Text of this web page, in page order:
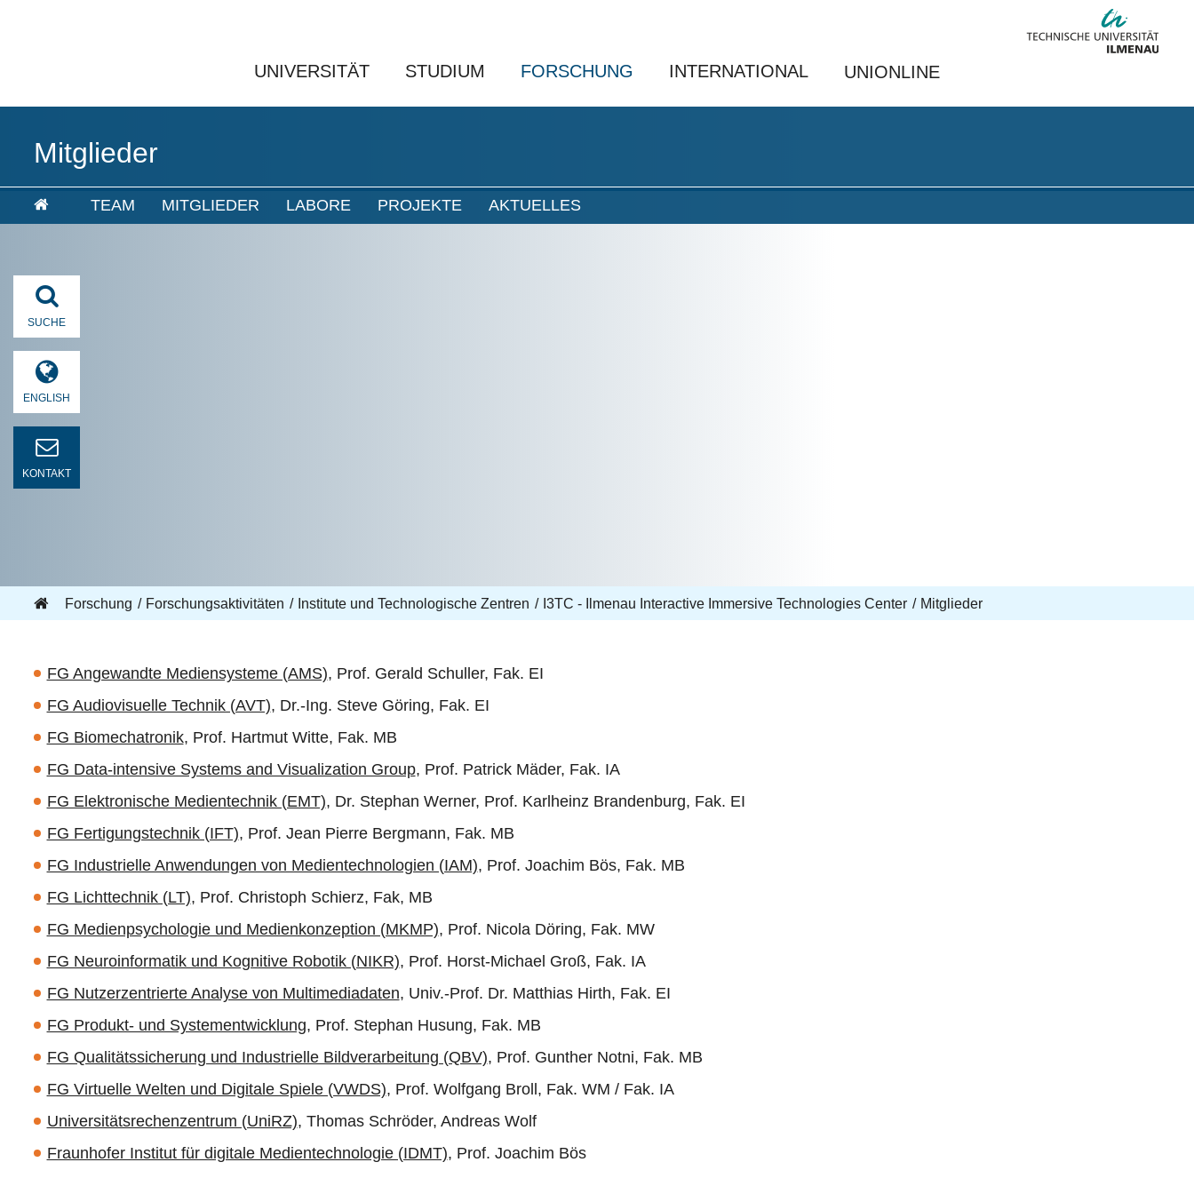
UNIVERSITÄT STUDIUM FORSCHUNG INTERNATIONAL UNIONLINE
Mitglieder
TEAM MITGLIEDER LABORE PROJEKTE AKTUELLES
SUCHE
ENGLISH
KONTAKT
Forschung Forschungsaktivitäten Institute und Technologische Zentren I3TC - Ilmenau Interactive Immersive Technologies Center Mitglieder
FG Angewandte Mediensysteme (AMS), Prof. Gerald Schuller, Fak. EI
FG Audiovisuelle Technik (AVT), Dr.-Ing. Steve Göring, Fak. EI
FG Biomechatronik, Prof. Hartmut Witte, Fak. MB
FG Data-intensive Systems and Visualization Group, Prof. Patrick Mäder, Fak. IA
FG Elektronische Medientechnik (EMT), Dr. Stephan Werner, Prof. Karlheinz Brandenburg, Fak. EI
FG Fertigungstechnik (IFT), Prof. Jean Pierre Bergmann, Fak. MB
FG Industrielle Anwendungen von Medientechnologien (IAM), Prof. Joachim Bös, Fak. MB
FG Lichttechnik (LT), Prof. Christoph Schierz, Fak, MB
FG Medienpsychologie und Medienkonzeption (MKMP), Prof. Nicola Döring, Fak. MW
FG Neuroinformatik und Kognitive Robotik (NIKR), Prof. Horst-Michael Groß, Fak. IA
FG Nutzerzentrierte Analyse von Multimediadaten, Univ.-Prof. Dr. Matthias Hirth, Fak. EI
FG Produkt- und Systementwicklung, Prof. Stephan Husung, Fak. MB
FG Qualitätssicherung und Industrielle Bildverarbeitung (QBV), Prof. Gunther Notni, Fak. MB
FG Virtuelle Welten und Digitale Spiele (VWDS), Prof. Wolfgang Broll, Fak. WM / Fak. IA
Universitätsrechenzentrum (UniRZ), Thomas Schröder, Andreas Wolf
Fraunhofer Institut für digitale Medientechnologie (IDMT), Prof. Joachim Bös